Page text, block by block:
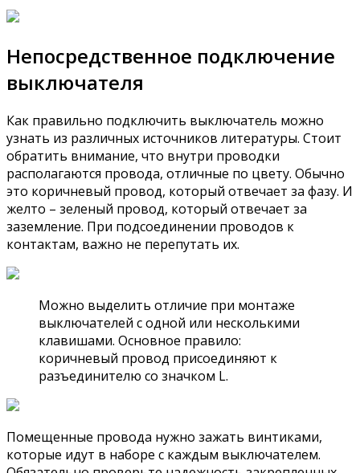
Непосредственное подключение
выключателя
Как правильно подключить выключатель можно
узнать из различных источников литературы. Стоит
обратить внимание, что внутри проводки
располагаются провода, отличные по цвету. Обычно
это коричневый провод, который отвечает за фазу. И
желто – зеленый провод, который отвечает за
заземление. При подсоединении проводов к
контактам, важно не перепутать их.
Можно выделить отличие при монтаже
выключателей с одной или несколькими
клавишами. Основное правило:
коричневый провод присоединяют к
разъединителю со значком L.
Помещенные провода нужно зажать винтиками,
которые идут в наборе с каждым выключателем.